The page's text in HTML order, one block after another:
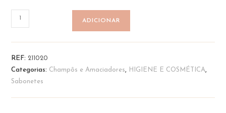
Quantidade
de
Sabão
|
Amor
ADICIONAR
REF:211020
Categorias: Champôs e Amaciadores, HIGIENE E COSMÉTICA,
Sabonetes